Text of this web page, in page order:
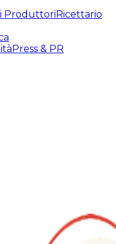
ProduttoriRicettario
Press & PR
Esperienze